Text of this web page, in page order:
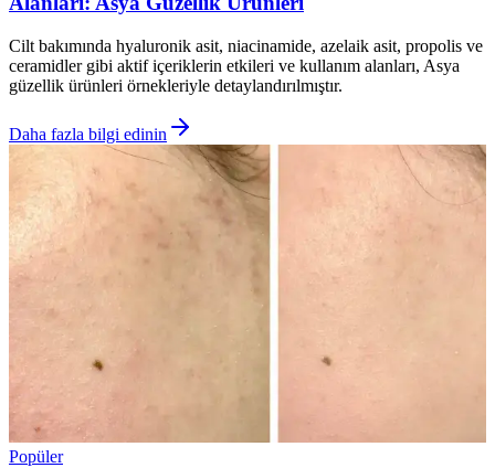
Cilt bakımında hyaluronik asit, niacinamide, azelaik asit, propolis ve
ceramidler gibi aktif içeriklerin etkileri ve kullanım alanları, Asya
güzellik ürünleri örnekleriyle detaylandırılmıştır.
Daha fazla bilgi edinin
Popüler